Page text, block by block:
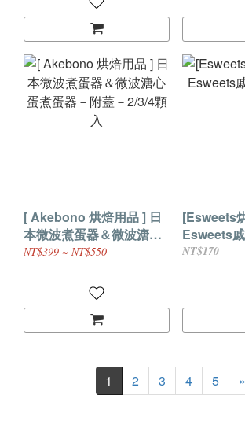
[ Akebono 烘焙用品 ] 日
本微波煮蛋器＆微波溏心
蛋煮蛋器－附蓋－2/3/4顆
NT$399 ~ NT$550
[Esweets
Esweets
NT$170
1 2 3 4 5 »